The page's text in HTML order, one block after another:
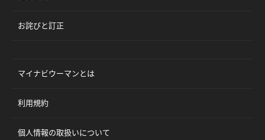
お詫びと訂正
マイナビウーマンとは
利用規約
個人情報の取扱いについて